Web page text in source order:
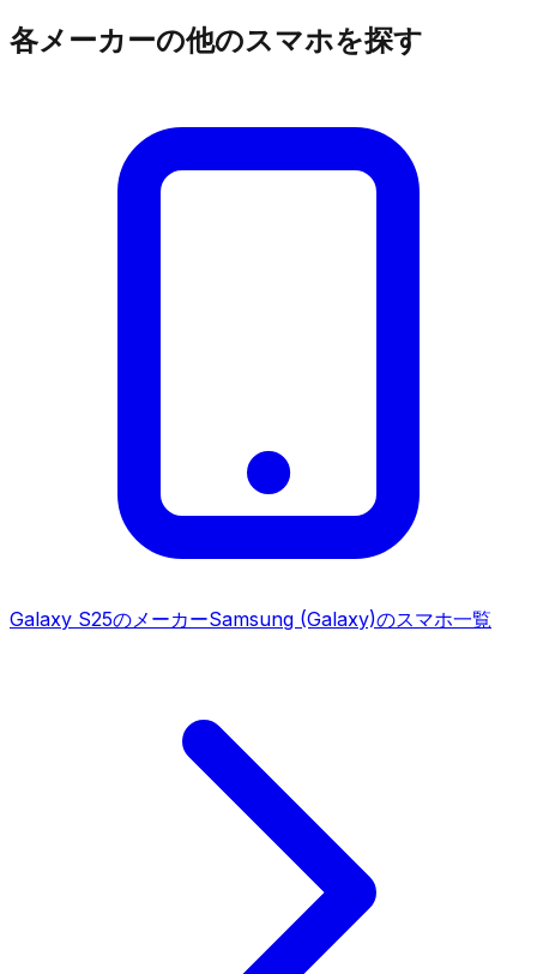
各メーカーの他のスマホを探す
Galaxy S25のメーカーSamsung (Galaxy)のスマホ一覧